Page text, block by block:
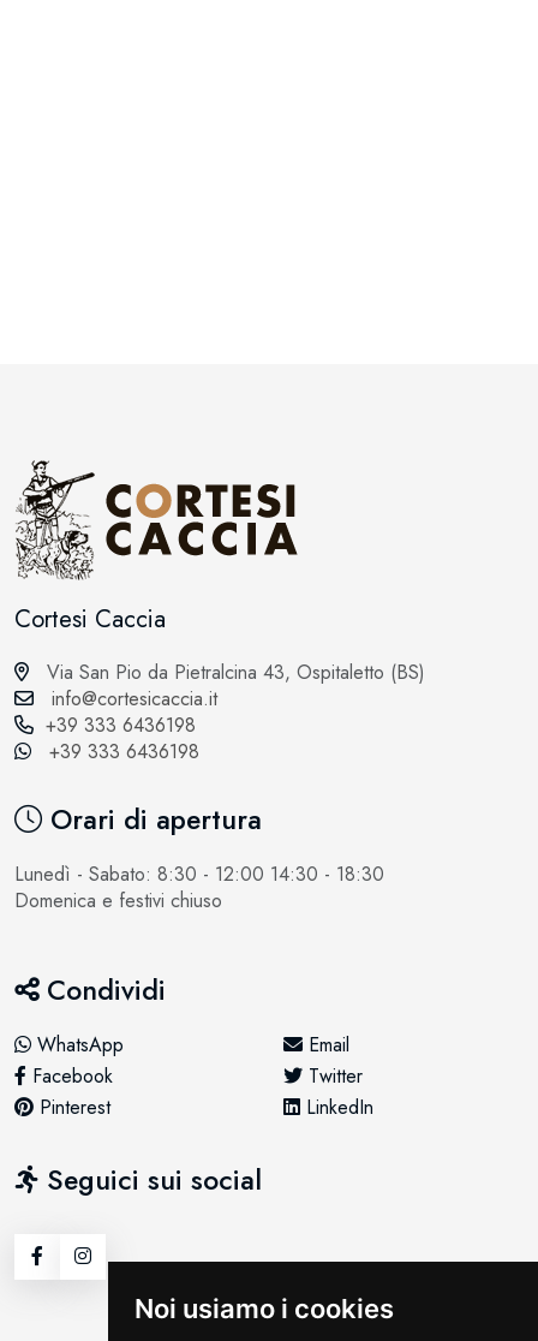
Noi usiamo i cookies
Cortesi Caccia
Via San Pio da Pietralcina 43, Ospitaletto (BS)
info@cortesicaccia.it
+39 333 6436198
+39 333 6436198
Orari di apertura
Lunedì - Sabato: 8:30 - 12:00 14:30 - 18:30
Domenica e festivi chiuso
Condividi
WhatsApp
Email
Facebook
Twitter
Pinterest
LinkedIn
Seguici sui social